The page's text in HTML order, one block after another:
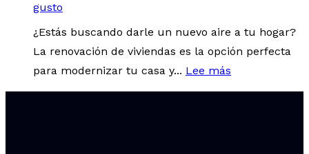
gusto
¿Estás buscando darle un nuevo aire a tu hogar?
La renovación de viviendas es la opción perfecta
para modernizar tu casa y... Lee más